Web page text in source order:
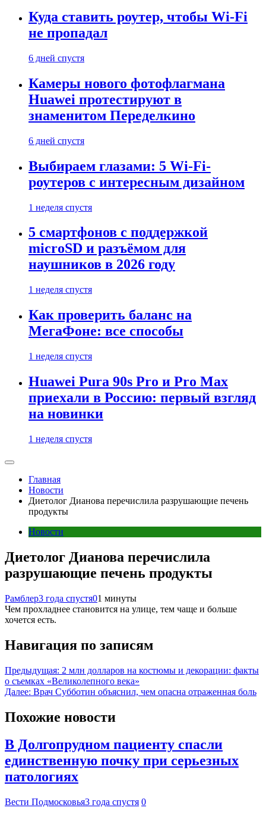
Куда ставить роутер, чтобы Wi-Fi
не пропадал
6 дней спустя
Камеры нового фотофлагмана
Huawei протестируют в
знаменитом Переделкино
6 дней спустя
Выбираем глазами: 5 Wi-Fi-
роутеров с интересным дизайном
1 неделя спустя
5 смартфонов с поддержкой
microSD и разъёмом для
наушников в 2026 году
1 неделя спустя
Как проверить баланс на
МегаФоне: все способы
1 неделя спустя
Huawei Pura 90s Pro и Pro Max
приехали в Россию: первый взгляд
на новинки
1 неделя спустя
Главная
Новости
Диетолог Дианова перечислила разрушающие печень
продукты
Новости
Диетолог Дианова перечислила
разрушающие печень продукты
Рамблер3 года спустя01 минуты
Чем прохладнее становится на улице, тем чаще и больше
хочется есть.
Навигация по записям
Предыдущая: 2 млн долларов на костюмы и декорации: факты
о съемках «Великолепного века»
Далее: Врач Субботин объяснил, чем опасна отраженная боль
Похожие новости
В Долгопрудном пациенту спасли
единственную почку при серьезных
патологиях
Вести Подмосковья3 года спустя 0